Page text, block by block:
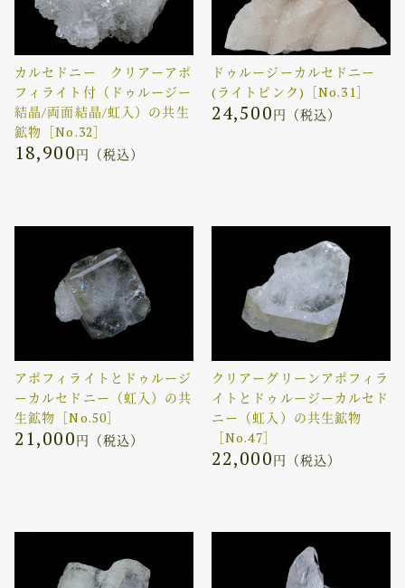
カルセドニー クリアーアポ
フィライト付（ドゥルージー
結晶/両面結晶/虹入）の共生
鉱物［No.32］
18,900円（税込）
ドゥルージーカルセドニー
(ライトピンク)［No.31］
24,500円（税込）
アポフィライトとドゥルージ
ーカルセドニー（虹入）の共
生鉱物［No.50］
21,000円（税込）
クリアーグリーンアポフィラ
イトとドゥルージーカルセド
ニー（虹入）の共生鉱物
［No.47］
22,000円（税込）